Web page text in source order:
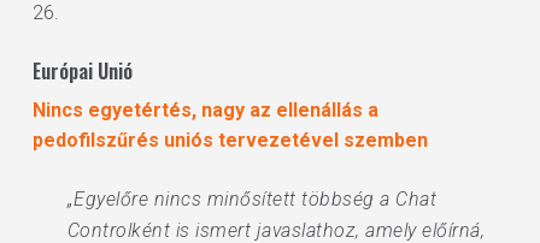
26.
Európai Unió
Nincs egyetértés, nagy az ellenállás a
pedofilszűrés uniós tervezetével szemben
„Egyelőre nincs minősített többség a Chat
Controlként is ismert javaslathoz, amely előírná,